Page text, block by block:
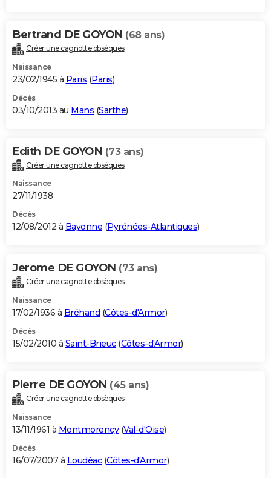
Bertrand DE GOYON (68 ans)
Créer une cagnotte obsèques
Naissance
23/02/1945 à Paris (Paris)
Décès
03/10/2013 au Mans (Sarthe)
Edith DE GOYON (73 ans)
Créer une cagnotte obsèques
Naissance
27/11/1938
Décès
12/08/2012 à Bayonne (Pyrénées-Atlantiques)
Jerome DE GOYON (73 ans)
Créer une cagnotte obsèques
Naissance
17/02/1936 à Bréhand (Côtes-d'Armor)
Décès
15/02/2010 à Saint-Brieuc(Côtes-d'Armor)
Pierre DE GOYON (45 ans)
Créer une cagnotte obsèques
Naissance
13/11/1961 à Montmorency(Val-d'Oise)
Décès
16/07/2007 à Loudéac(Côtes-d'Armor)